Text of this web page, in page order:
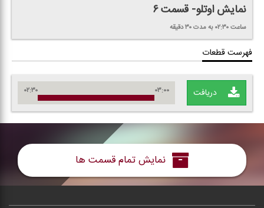
نمایش اوتلو- قسمت ۶
ساعت ۰۲:۳۰ به مدت ۳۰ دقیقه
فهرست قطعات
دریافت ۰۲:۳۰ ۰۳:۰۰
نمایش تمام قسمت ها